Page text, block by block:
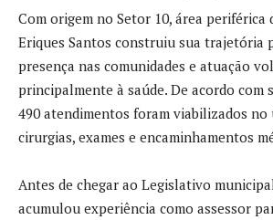
Com origem no Setor 10, área periférica
Eriques Santos construiu sua trajetória
presença nas comunidades e atuação
principalmente à saúde. De acordo com
490 atendimentos foram viabilizados
cirurgias, exames e encaminhamentos
Antes de chegar ao Legislativo
acumulou experiência como assessor